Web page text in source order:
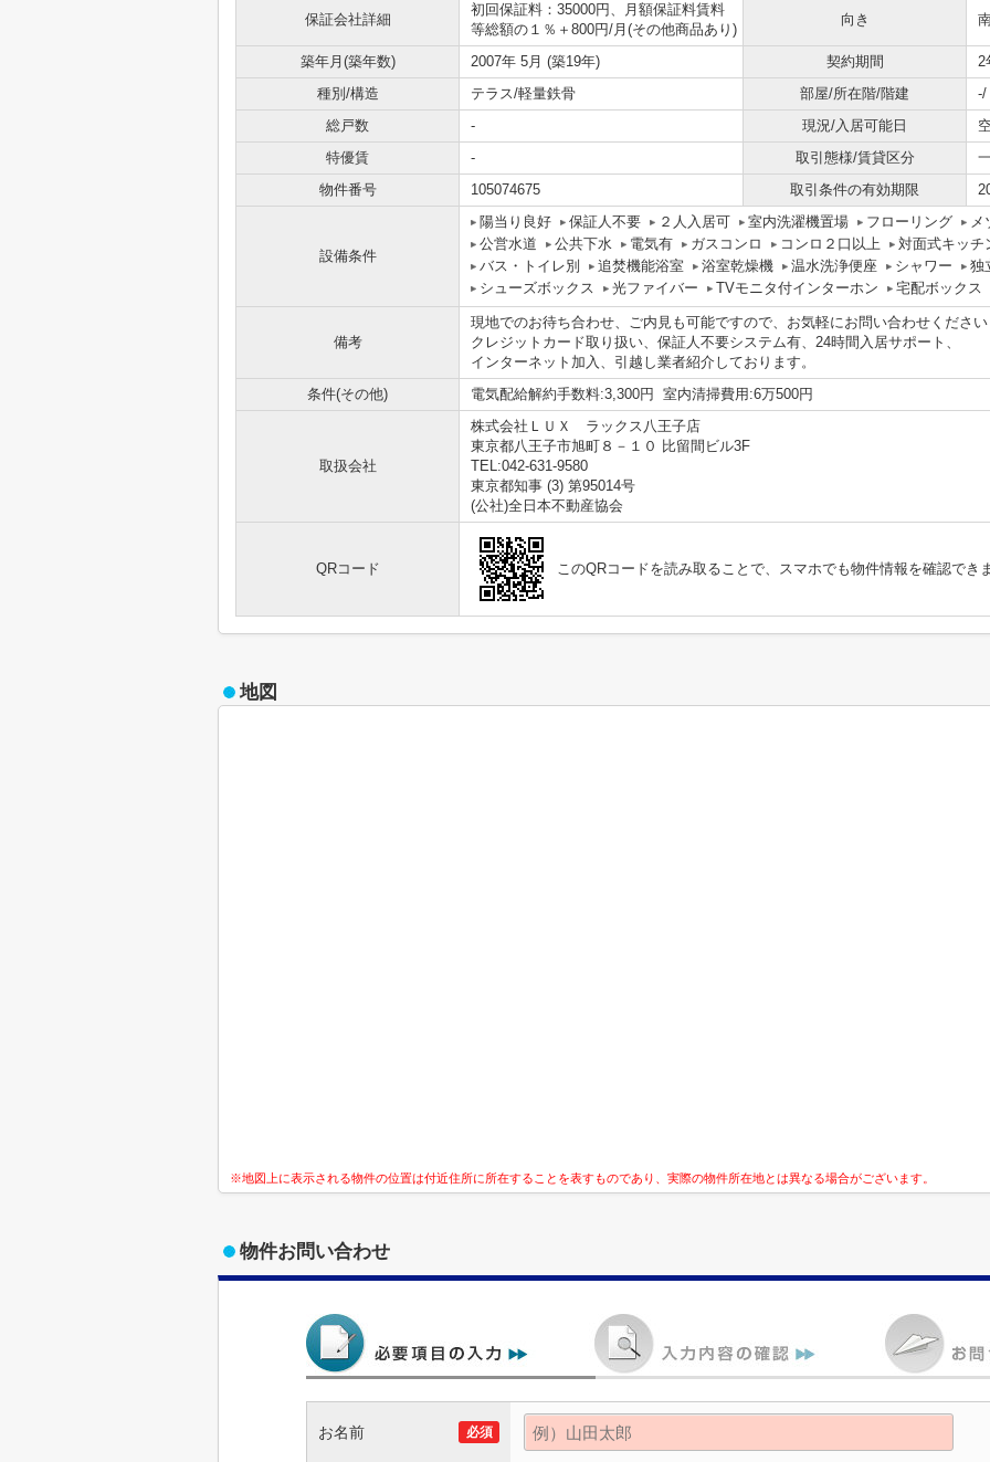
保証会社詳細
初回保証料：35000円、月額保証料賃料
等総額の１％＋800円/月(その他商品あり)
向き
築年月(築年数) 2007年 5月 (築19年) 契約期間
2
種別/構造
テラス/軽量鉄骨 部屋/所在階/階建
-/
総戸数
- 現況/入居可能日
特優賃
- 取引態様/賃貸区分
物件番号
105074675 取引条件の有効期限
設備条件
陽当り良好 保証人不要 ２人入居可 室内洗濯機置場 フローリング
メ
公営水道
公共下水 電気有 ガスコンロ コンロ２口以上
対面式キッチ
バス・トイレ別
追焚機能浴室 浴室乾燥機 温水洗浄便座 シャワー
独
シューズボックス
光ファイバー TVモニタ付インターホン 宅配ボックス
備考
現地でのお待ち合わせ、ご内見も可能ですので、お気軽にお問い合わせくださ
クレジットカード取り扱い、保証人不要システム有、24時間入居サポート、
インターネット加入、引越し業者紹介しております。
条件(その他)
電気配給解約手数料:3,300円 室内清掃費用:6万500円
取扱会社
株式会社ＬＵＸ ラックス八王子店
東京都八王子市旭町８－１０ 比留間ビル3F
TEL:042-631-9580
東京都知事 (3) 第95014号
(公社)全日本不動産協会
QRコード このQRコードを読み取ることで、スマホでも物件情報を確認でき
地図
※地図上に表示される物件の位置は付近住所に所在することを表すものであり、実際の物件所在地とは異なる場合がございます。
物件お問い合わせ
お名前 必須